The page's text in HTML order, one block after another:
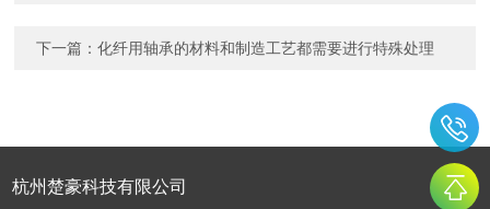
下一篇：化纤用轴承的材料和制造工艺都需要进行特殊处理
杭州楚豪科技有限公司